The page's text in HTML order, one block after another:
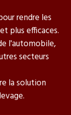
rendre les
plus efficaces.
l'automobile,
secteurs
la solution